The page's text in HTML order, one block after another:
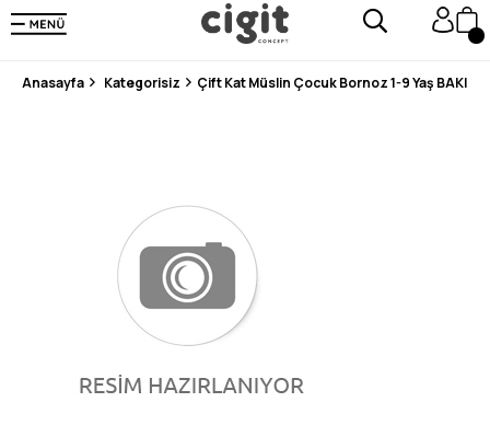
250.000'DEN FAZLA DEĞERLENDİRMEDE 5 ÜZERİNDEN 4.8 PUAN ALDI ⭐⭐⭐⭐⭐
3 MİLYONDAN FAZLA MUTLU MÜŞTERİ ❤️ 10 MİLYON ÜRÜN
Anasayfa Kategorisiz Çift Kat Müslin Çocuk Bornoz 1-9 Yaş BAKIR